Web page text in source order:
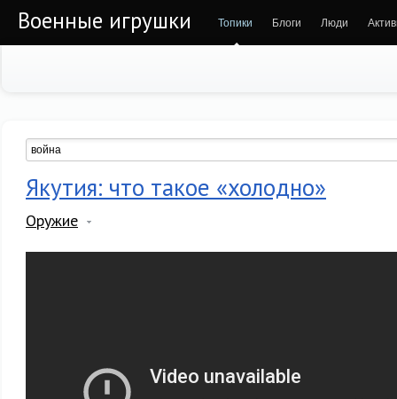
Военные игрушки Топики Блоги Люди
Якутия: что такое «холодно»
Оружие